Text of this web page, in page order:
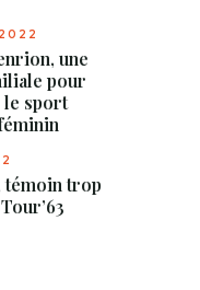
une
pour
le sport
témoin trop